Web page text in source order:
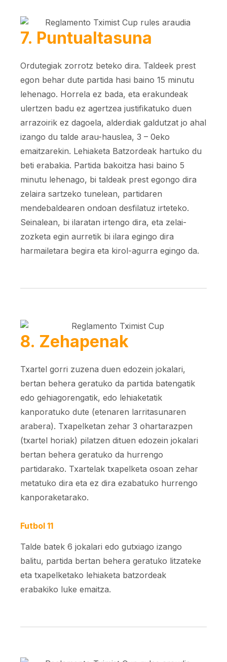
7. Puntualtasuna
Ordutegiak zorrotz beteko dira. Taldeek prest
egon behar dute partida hasi baino 15 minutu
lehenago. Horrela ez bada, eta erakundeak
ulertzen badu ez agertzea justifikatuko duen
arrazoirik ez dagoela, alderdiak galdutzat jo ahal
izango du talde arau-hauslea, 3 – 0eko
emaitzarekin. Lehiaketa Batzordeak hartuko du
beti erabakia. Partida bakoitza hasi baino 5
minutu lehenago, bi taldeak prest egongo dira
zelaira sartzeko tunelean, partidaren
mendebaldearen ondoan desfilatuz irteteko.
Seinalean, bi ilaratan irtengo dira, eta zelai-
zozketa egin aurretik bi ilara egingo dira
harmailetara begira eta kirol-agurra egingo da.
8. Zehapenak
Txartel gorri zuzena duen edozein jokalari,
bertan behera geratuko da partida batengatik
edo gehiagorengatik, edo lehiaketatik
kanporatuko dute (etenaren larritasunaren
arabera). Txapelketan zehar 3 ohartarazpen
(txartel horiak) pilatzen dituen edozein jokalari
bertan behera geratuko da hurrengo
partidarako. Txartelak txapelketa osoan zehar
metatuko dira eta ez dira ezabatuko hurrengo
kanporaketarako.
Futbol 11
Talde batek 6 jokalari edo gutxiago izango
balitu, partida bertan behera geratuko litzateke
eta txapelketako lehiaketa batzordeak
erabakiko luke emaitza.